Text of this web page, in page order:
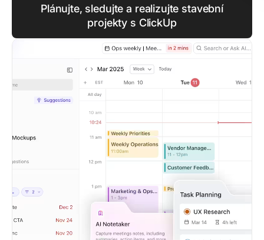
Plánujte, sledujte a realizujte stavební
projekty s ClickUp